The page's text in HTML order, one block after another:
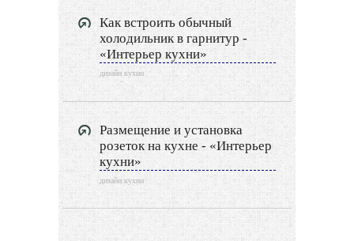
Архитектура
Дизайн интерьера
Ландшафтный дизайн
LIMITED EDITION
Видео новости
Дизайн разное
Другие услуги
Как встроить обычный
холодильник в гарнитур -
«Интерьер кухни»
дизайн кухни
Размещение и установка
розеток на кухне - «Интерьер
кухни»
дизайн кухни